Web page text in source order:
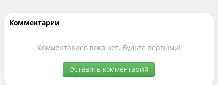
Комментарии
Комментариев пока нет. Будьте первыми!
Оставить комментарий